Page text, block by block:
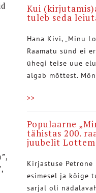
Kui
tuleb seda
Hana Kivi, „Minu
Raamatu sünd ei
ühegi teise uue
algab mõttest.
>>
Populaarne
tähistas 200.
juubelit
Kirjastuse
esimesel ja kõige
sarjal oli